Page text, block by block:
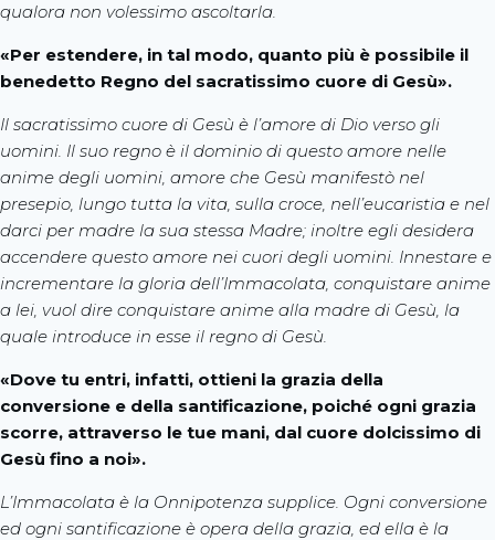
qualora non volessimo ascoltarla.
«Per estendere, in tal modo, quanto più è possibile il
benedetto Regno del sacratissimo cuore di Gesù».
Il sacratissimo cuore di Gesù è l’amore di Dio verso gli
uomini. Il suo regno è il dominio di questo amore nelle
anime degli uomini, amore che Gesù manifestò nel
presepio, lungo tutta la vita, sulla croce, nell’eucaristia e nel
darci per madre la sua stessa Madre; inoltre egli desidera
accendere questo amore nei cuori degli uomini. Innestare e
incrementare la gloria dell’Immacolata, conquistare anime
a lei, vuol dire conquistare anime alla madre di Gesù, la
quale introduce in esse il regno di Gesù.
«Dove tu entri, infatti, ottieni la grazia della
conversione e della santificazione, poiché ogni grazia
scorre, attraverso le tue mani, dal cuore dolcissimo di
Gesù fino a noi».
L’Immacolata è la Onnipotenza supplice. Ogni conversione
ed ogni santificazione è opera della grazia, ed ella è la